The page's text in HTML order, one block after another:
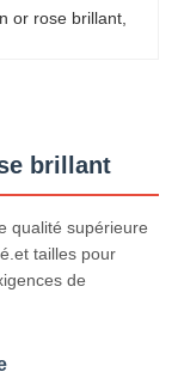
or rose brillant
brillant
qualité supérieure
tailles pour
de